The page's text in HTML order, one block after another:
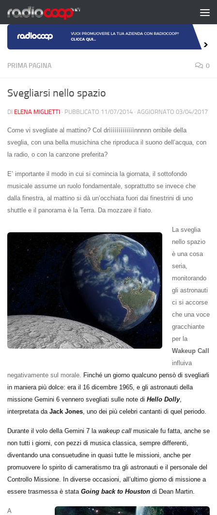
Salta al contenuto
PRIMA PAGINA 0
Svegliarsi nello spazio
DI ELENA MIGLIETTI · PUBBLICATO 11/07/2014 · AGGIORNATO 03/04/2017
Come vi svegliate al mattino? Col drìììììììììììììnnnnn orribile della
sveglia, con una bella musichina che riproduca il suono dell’acqua, con
la radio, o con la canzone preferita?
E’ importante il modo in cui si comincia la giornata, il sottofondo
musicale assume un ruolo fondamentale, soprattutto se invece che
dalla finestra, al mattino si dà un’occhiata fuori dai finestrini di uno
shuttle e il panorama è la Terra. Da mozzare il fiato.
La sveglia
nello spazio
è una cosa
seria,
monitorando
gli astronauti
ci si accorse
che una voce
gracchiante
per la
Wakeup Call
influiva
negativamente sul morale. Finché un giorno qualcuno pensò di svegliarli
in maniera più dolce: era il 16 dicembre 1965, e gli astronauti della
missione Gemini 6 vennero svegliati sulle note di Hello Dolly,
interpretata da Jack Jones , uno dei più celebri cantanti di quel periodo.
Durante il volo della Gemini 7 la wakeup call musicale fu fatta, anche se
non tutti i giorni, con pezzi di musica classica, sempre differenti,
diventando una consuetudine in quasi tutte le missioni, anche per
promuovere lo spirito di cameratismo tra gli astronauti e il personale del
Controllo Missione. In diverse occasioni, all’ultimo giorno di missione a
essere trasmessa è stata Going back to Houston di Dean Martin.
A